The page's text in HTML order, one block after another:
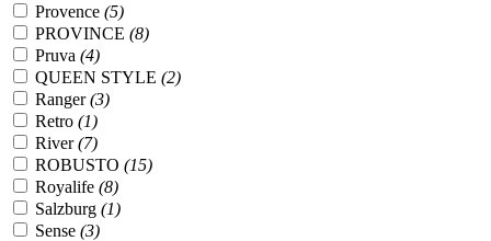
Provence (5)
PROVINCE (8)
Pruva (4)
QUEEN STYLE (2)
Ranger(3)
Retro (1)
River(7)
ROBUSTO (15)
Royalife (8)
Salzburg (1)
Sense (3)